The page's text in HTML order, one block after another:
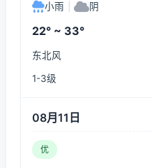
小雨 阴
22° ~ 33°
东北风
1-3级
08月11日
优